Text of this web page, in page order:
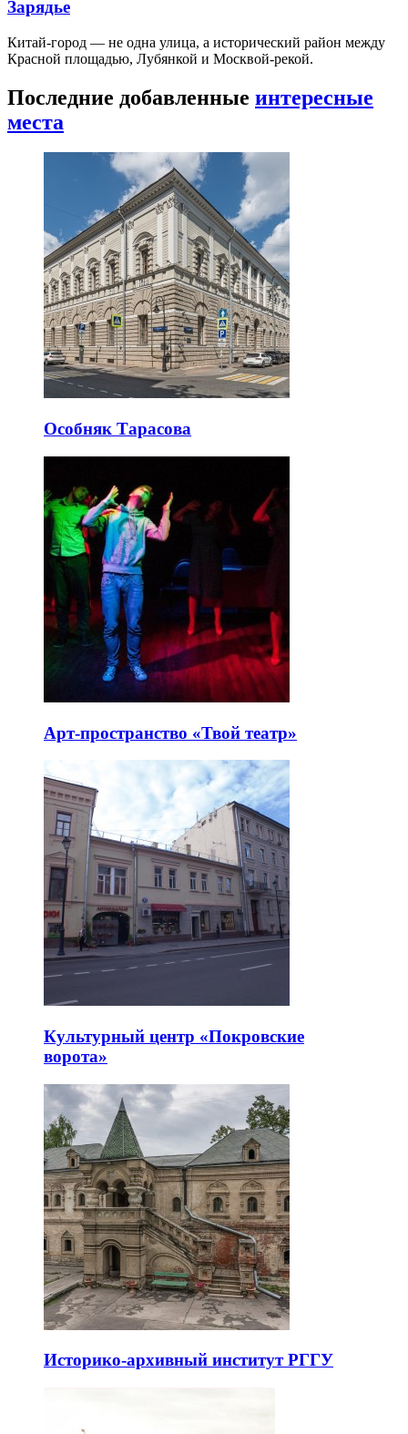
Зарядье
Китай-город — не одна улица, а исторический район между
Красной площадью, Лубянкой и Москвой-рекой.
Последние добавленные интересные
места
Особняк Тарасова
Арт-пространство «Твой театр»
Культурный центр «Покровские
ворота»
Историко-архивный институт РГГУ